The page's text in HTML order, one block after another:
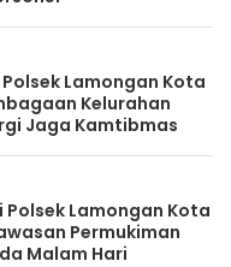
Lamongan Kota
Kelurahan
Jaga Kamtibmas
Lamongan Kota
Permukiman
Malam Hari